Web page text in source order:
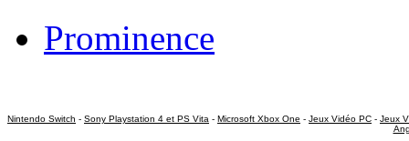
Prominence
Nintendo Switch - Sony Playstation 4 et PS Vita - Microsoft Xbox One - Jeux Vidéo PC - Jeux